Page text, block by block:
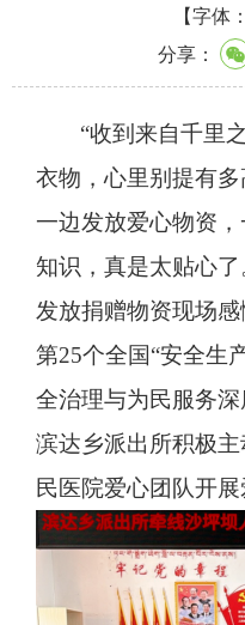
【字体：
分享：
“收到来自千里
衣物，心里别提有
一边发放爱心物资
知识，真是太贴心
发放捐赠物资现场
第25个全国“安全生
全治理与为民服务
滨达乡派出所积极
民医院爱心团队开